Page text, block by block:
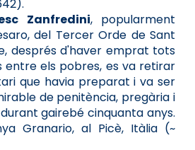
Zanfredini, popularment
del Tercer Orde de Sant
després d'haver emprat tots
entre els pobres, es va retirar
que havia preparat i va ser
de penitència, pregària i
gairebé cinquanta anys.
Granario, al Picè, Itàlia (~